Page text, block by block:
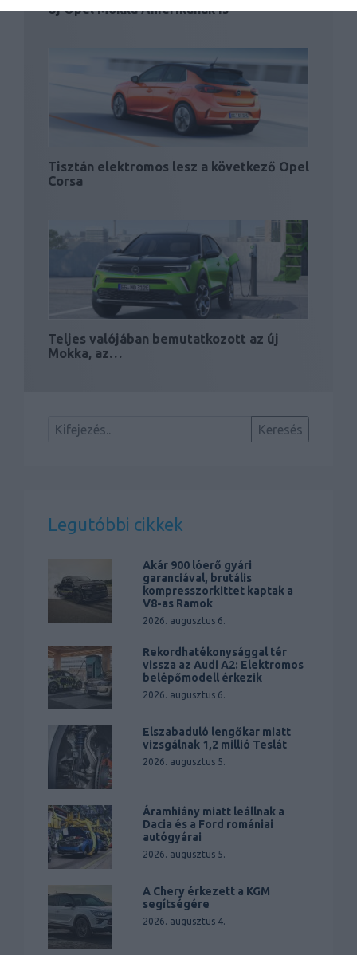
Új Opel Mokka Amerikának is
Tisztán elektromos lesz a következő Opel
Corsa
Teljes valójában bemutatkozott az új
Mokka, az…
Legutóbbi cikkek
Akár 900 lóerő gyári
garanciával, brutális
kompresszorkittet kaptak a
V8-as Ramok
2026. augusztus 6.
Rekordhatékonysággal tér
vissza az Audi A2: Elektromos
belépőmodell érkezik
2026. augusztus 6.
Elszabaduló lengőkar miatt
vizsgálnak 1,2 millió Teslát
2026. augusztus 5.
Áramhiány miatt leállnak a
Dacia és a Ford romániai
autógyárai
2026. augusztus 5.
A Chery érkezett a KGM
segítségére
2026. augusztus 4.